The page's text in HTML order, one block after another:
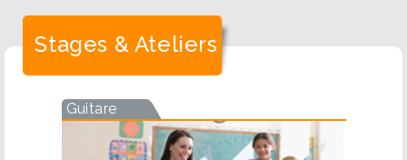
Stages & Ateliers
Guitare